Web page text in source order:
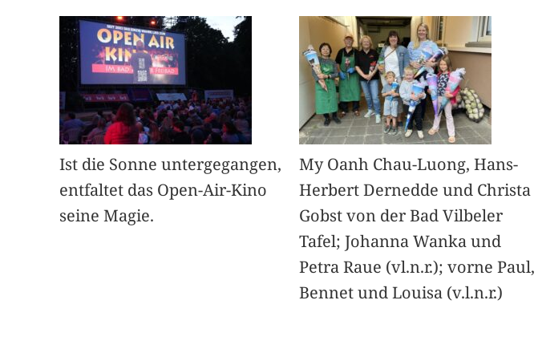
Ist die Sonne untergegangen,
entfaltet das Open-Air-Kino
seine Magie.
My Oanh Chau-Luong, Hans-
Herbert Dernedde und Christa
Gobst von der Bad Vilbeler
Tafel; Johanna Wanka und
Petra Raue (vl.n.r.); vorne Paul,
Bennet und Louisa (v.l.n.r.)